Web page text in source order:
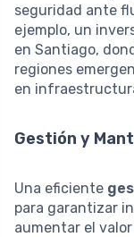
seguridad ante
ejemplo, un
en Santiago,
regiones
en
Gestión y
Una eficiente
para garantizar
aumentar el